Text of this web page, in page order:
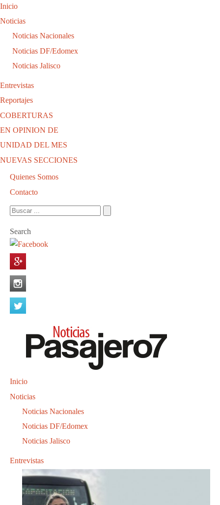
Inicio
Noticias
Noticias Nacionales
Noticias DF/Edomex
Noticias Jalisco
Entrevistas
Reportajes
COBERTURAS
EN OPINION DE
UNIDAD DEL MES
NUEVAS SECCIONES
Quienes Somos
Contacto
Search
Inicio
Noticias
Noticias Nacionales
Noticias DF/Edomex
Noticias Jalisco
Entrevistas